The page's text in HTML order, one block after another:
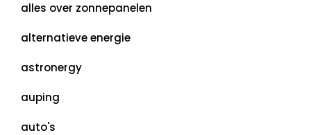
alles over zonnepanelen
alternatieve energie
astronergy
auping
auto's